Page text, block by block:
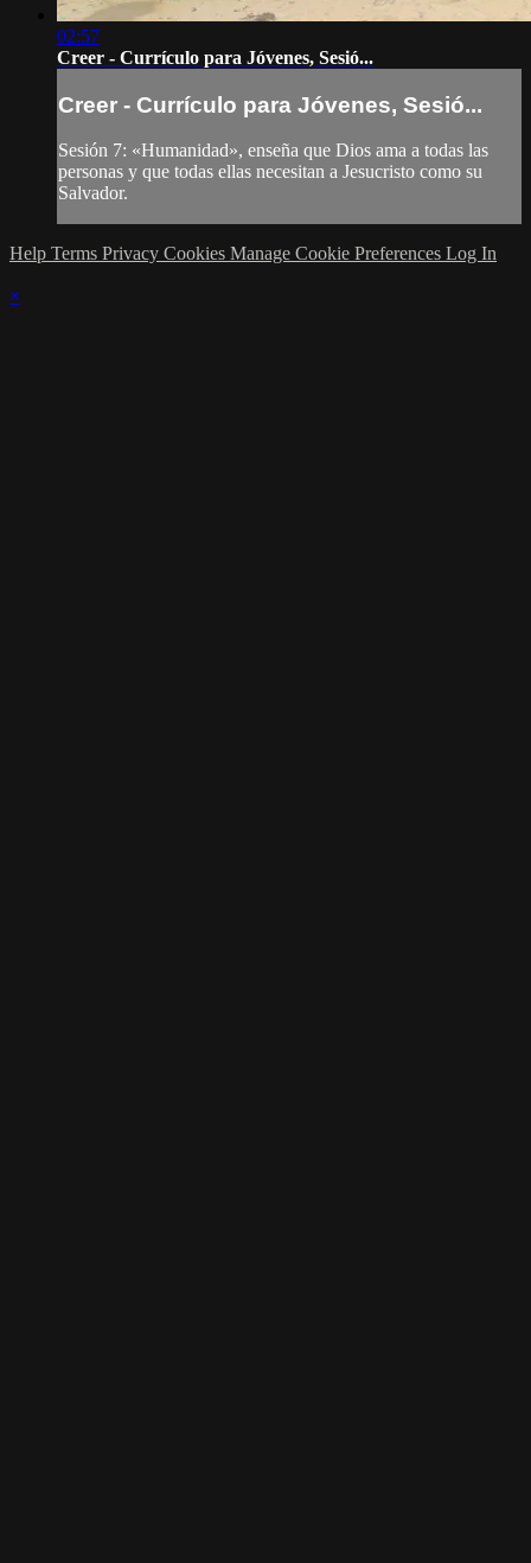
02:57
Creer - Currículo para Jóvenes, Sesió...
Creer - Currículo para Jóvenes, Sesió...
Sesión 7: «Humanidad», enseña que Dios ama a todas las
personas y que todas ellas necesitan a Jesucristo como su
Salvador.
Help Terms Privacy Cookies Manage Cookie Preferences Log In
×